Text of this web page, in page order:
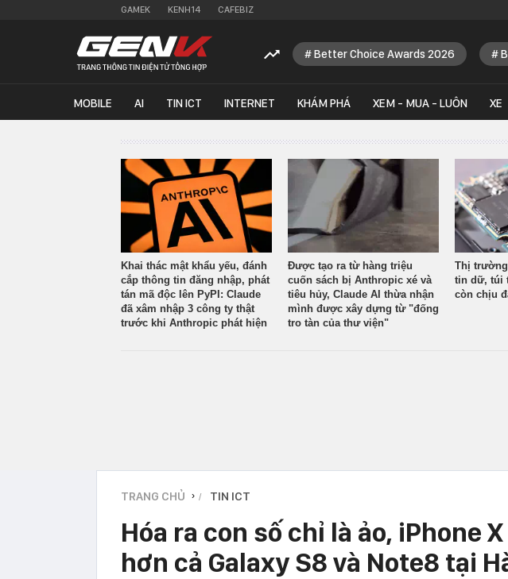
GAMEK KENH14 CAFEBIZ
Better Choice Awards 2026
MOBILE AI TIN ICT INTERNET KHÁM PHÁ XEM - MUA - LUÔN XE
Khai thác mật khẩu yếu, đánh
cắp thông tin đăng nhập, phát
tán mã độc lên PyPI: Claude
đã xâm nhập 3 công ty thật
trước khi Anthropic phát hiện
Được tạo ra từ hàng triệu
cuốn sách bị Anthropic xé và
tiêu hủy, Claude AI thừa nhận
mình được xây dựng từ "đống
tro tàn của thư viện"
Thị
tin dữ, túi
còn chịu
TRANG CHỦ › TIN ICT
Hóa ra con số chỉ là ảo, iPhone
hơn cả Galaxy S8 và Note8 tại